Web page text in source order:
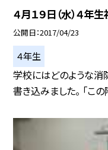
４月１９日（水）４年
公開日 2017/04/23
４年生
学校にはどのような消
書き込みました。 「こ